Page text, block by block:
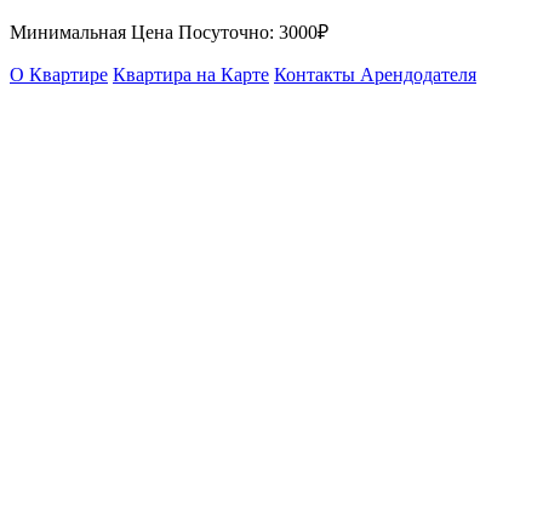
Минимальная Цена Посуточно: 3000₽
О Квартире Квартира на Карте Контакты Арендодателя